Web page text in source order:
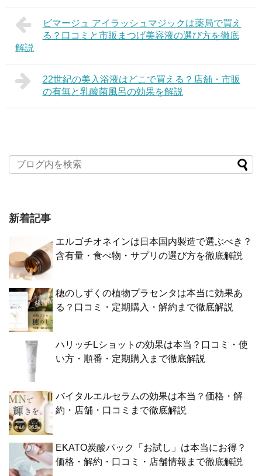
ビマージュ アイラッシュマジックは薬局で買え
る？口コミと市販まつげ美容液の選び方を徹底
解説
22世紀の美入浴液はどこで買える？店舗・市販
の有無と乳酸菌風呂の効果を解説
新着記事
エルゴチオネインは日本国内製造で選ぶべき？
含有量・食べ物・サプリの選び方を徹底解説
穂のしずくの植物プラセンタは本当に効果あ
る？口コミ・定期購入・解約まで徹底解説
ハリッチLショットの効果は本当？口コミ・使
い方・順番・定期購入まで徹底解説
バイタルエルセラムの効果は本当？価格・解
約・店舗・口コミまで徹底解説
EKATO炭酸パック「お試し」は本当にお得？
価格・解約・口コミ・店舗情報まで徹底解説